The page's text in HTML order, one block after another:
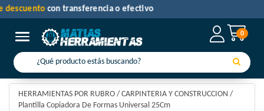
0
Toggle navigation
30% de descuentocon transferencia o efectivo
HERRAMIENTAS POR RUBRO / CARPINTERIA Y CONSTRUCCION /
Plantilla Copiadora De Formas Universal 25Cm